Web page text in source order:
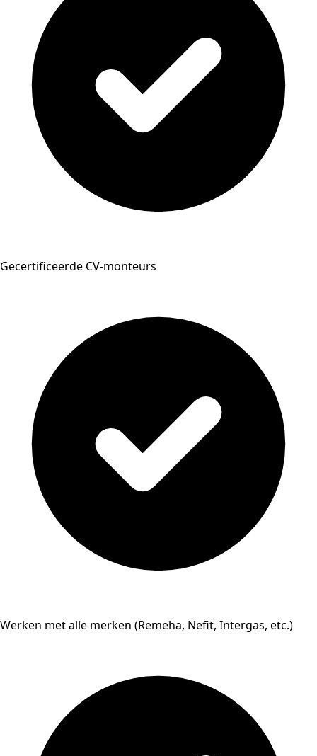
Gecertificeerde CV-monteurs
Werken met alle merken (Remeha, Nefit, Intergas, etc.)